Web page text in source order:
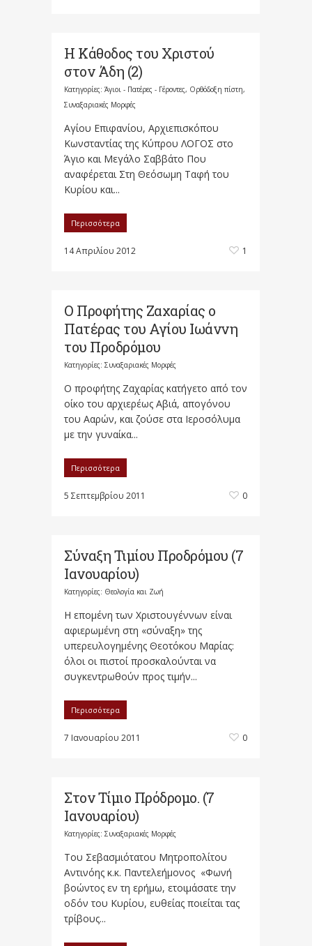
Η Κάθοδος του Χριστού
στον Άδη (2)
Κατηγορίες: Άγιοι - Πατέρες - Γέροντες, Ορθόδοξη πίστη,
Συναξαριακές Μορφές
Αγίου Επιφανίου, Αρχιεπισκόπου
Κωνσταντίας της Κύπρου ΛΟΓΟΣ στο
Άγιο και Μεγάλο Σαββάτο Που
αναφέρεται Στη Θεόσωμη Ταφή του
Κυρίου και...
Περισσότερα
14 Απριλίου 2012 1
Ο Προφήτης Ζαχαρίας ο
Πατέρας του Αγίου Ιωάννη
του Προδρόμου
Κατηγορίες: Συναξαριακές Μορφές
Ο προφήτης Ζαχαρίας κατήγετο από τον
οίκο του αρχιερέως Αβιά, απογόνου
του Ααρών, και ζούσε στα Ιεροσόλυμα
με την γυναίκα...
Περισσότερα
5 Σεπτεμβρίου 2011 0
Σύναξη Τιμίου Προδρόμου (7
Ιανουαρίου)
Κατηγορίες: Θεολογία και Ζωή
Η επομένη των Χριστουγέννων είναι
αφιερωμένη στη «σύναξη» της
υπερευλογημένης Θεοτόκου Μαρίας:
όλοι οι πιστοί προσκαλούνται να
συγκεντρωθούν προς τιμήν...
Περισσότερα
7 Ιανουαρίου 2011 0
Στον Τίμιο Πρόδρομο. (7
Ιανουαρίου)
Κατηγορίες: Συναξαριακές Μορφές
Του Σεβασμιότατου Μητροπολίτου
Αντινόης κ.κ. Παντελεήμονος «Φωνή
βοώντος εν τη ερήμω, ετοιμάσατε την
οδόν του Κυρίου, ευθείας ποιείται τας
τρίβους...